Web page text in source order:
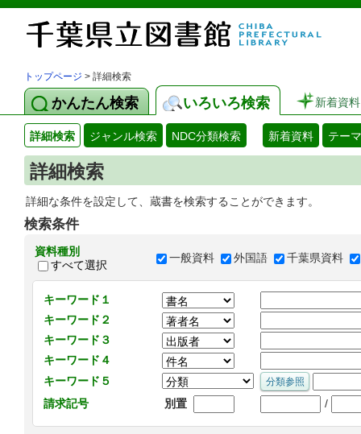
トップページ > 詳細検索
かんたん検索 いろいろ検索 新着資料
詳細検索 ジャンル検索 NDC分類検索 新着資料 テー
詳細検索
詳細な条件を設定して、蔵書を検索することができます。
検索条件
資料種別
すべて選択
一般資料 外国語 千葉県資料
キーワード１
キーワード２
キーワード３
キーワード４
キーワード５
請求記号
別置 /